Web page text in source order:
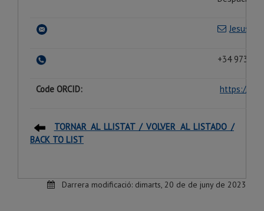
+34 973 70
Code ORCID: https://
TORNAR AL LLISTAT / VOLVER AL LISTADO /
BACK TO LIST
Darrera modificació: dimarts, 20 de de juny de 2023